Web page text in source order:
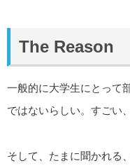
The Reason
一般的に大学生にとって
ではないらしい。すごい
そして、たまに聞かれる